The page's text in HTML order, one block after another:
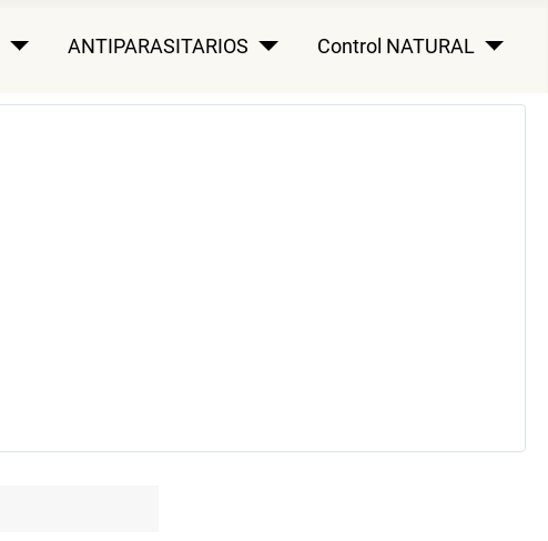
ANTIPARASITARIOS Control NATURAL